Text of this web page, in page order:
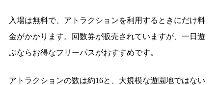
入場は無料で、アトラクションを利用するときにだけ料
金がかかります。回数券が販売されていますが、一日遊
ぶならお得なフリーパスがおすすめです。
アトラクションの数は約16と、大規模な遊園地ではない